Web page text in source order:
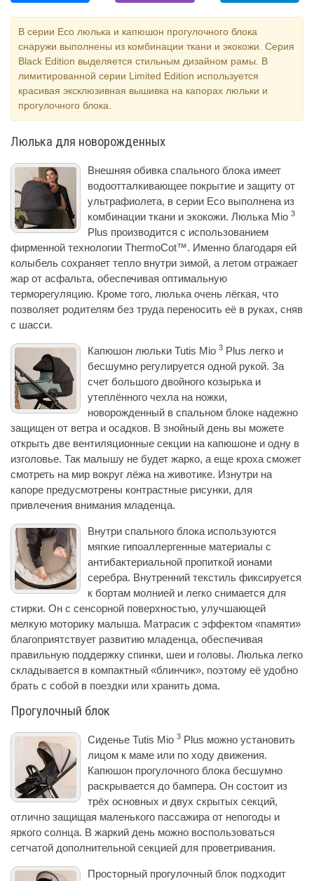
В серии Eco люлька и капюшон прогулочного блока
снаружи выполнены из комбинации ткани и экокожи. Серия
Black Edition выделяется стильным дизайном рамы. В
лимитированной серии Limited Edition используется
красивая эксклюзивная вышивка на капорах люльки и
прогулочного блока.
Люлька для новорожденных
Внешняя обивка спального блока имеет
водоотталкивающее покрытие и защиту от
ультрафиолета, в серии Eco выполнена из
комбинации ткани и экокожи. Люлька Mio 3
Plus производится с использованием
фирменной технологии ThermoCot™. Именно благодаря ей
колыбель сохраняет тепло внутри зимой, а летом отражает
жар от асфальта, обеспечивая оптимальную
терморегуляцию. Кроме того, люлька очень лёгкая, что
позволяет родителям без труда переносить её в руках, сняв
с шасси.
Капюшон люльки Tutis Mio 3 Plus легко и
бесшумно регулируется одной рукой. За
счет большого двойного козырька и
утеплённого чехла на ножки,
новорожденный в спальном блоке надежно
защищен от ветра и осадков. В знойный день вы можете
открыть две вентиляционные секции на капюшоне и одну в
изголовье. Так малышу не будет жарко, а еще кроха сможет
смотреть на мир вокруг лёжа на животике. Изнутри на
капоре предусмотрены контрастные рисунки, для
привлечения внимания младенца.
Внутри спального блока используются
мягкие гипоаллергенные материалы с
антибактериальной пропиткой ионами
серебра. Внутренний текстиль фиксируется
к бортам молнией и легко снимается для
стирки. Он с сенсорной поверхностью, улучшающей
мелкую моторику малыша. Матрасик с эффектом «памяти»
благоприятствует развитию младенца, обеспечивая
правильную поддержку спинки, шеи и головы. Люлька легко
складывается в компактный «блинчик», поэтому её удобно
брать с собой в поездки или хранить дома.
Прогулочный блок
Сиденье Tutis Mio 3 Plus можно установить
лицом к маме или по ходу движения.
Капюшон прогулочного блока бесшумно
раскрывается до бампера. Он состоит из
трёх основных и двух скрытых секций,
отлично защищая маленького пассажира от непогоды и
яркого солнца. В жаркий день можно воспользоваться
сетчатой дополнительной секцией для проветривания.
Просторный прогулочный блок подходит